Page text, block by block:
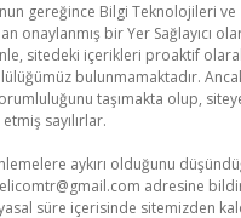
gereğince Bilgi Teknolojileri
onaylanmış bir Yer Sağlayıcı
sitedeki içerikleri proaktif
bulunmamaktadır.
taşımakta olup,
sayılırlar.
aykırı olduğunu
adresine
süre içerisinde sitemizden